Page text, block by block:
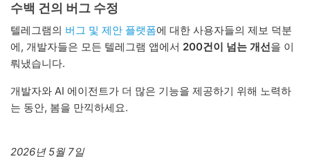
수백 건의 버그 수정
텔레그램의 버그 및 제안 플랫폼에 대한 사용자들의 제보 덕분
에, 개발자들은 모든 텔레그램 앱에서 200건이 넘는 개선을 이
뤄냈습니다.
개발자와 AI 에이전트가 더 많은 기능을 제공하기 위해 노력하
는 동안, 봄을 만끽하세요.
2026년 5월 7일